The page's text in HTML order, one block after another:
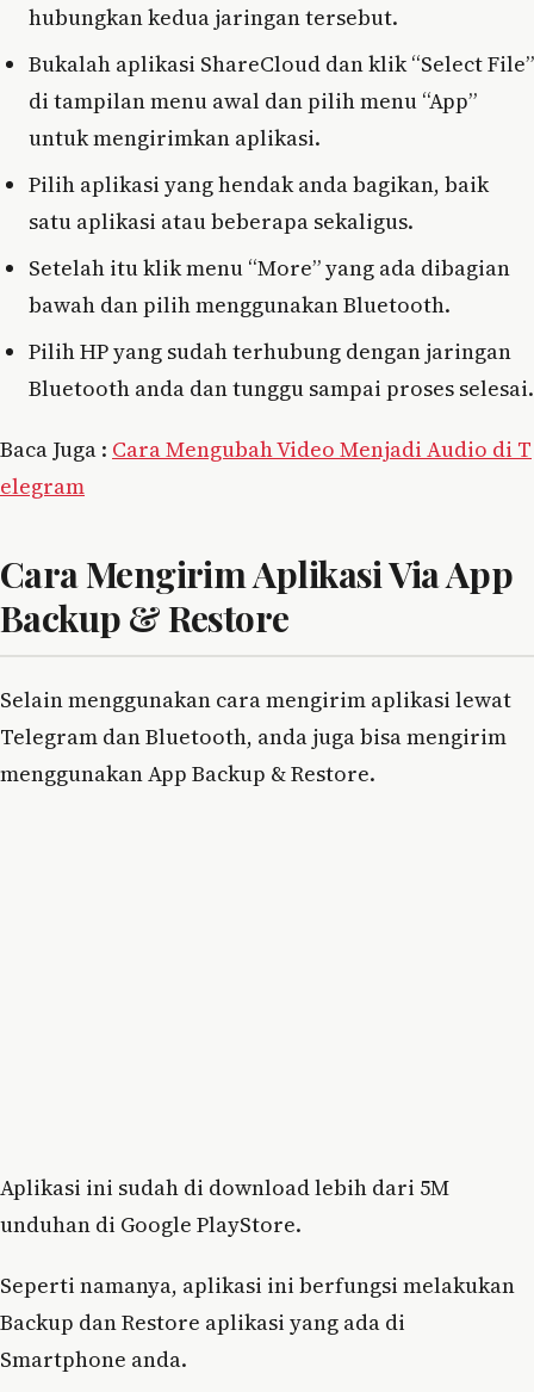
hubungkan kedua jaringan tersebut.
Bukalah aplikasi ShareCloud dan klik “Select File”
di tampilan menu awal dan pilih menu “App”
untuk mengirimkan aplikasi.
Pilih aplikasi yang hendak anda bagikan, baik
satu aplikasi atau beberapa sekaligus.
Setelah itu klik menu “More” yang ada dibagian
bawah dan pilih menggunakan Bluetooth.
Pilih HP yang sudah terhubung dengan jaringan
Bluetooth anda dan tunggu sampai proses selesai.
Baca Juga : Cara Mengubah Video Menjadi Audio di T
elegram
Cara Mengirim Aplikasi Via App
Backup & Restore
Selain menggunakan cara mengirim aplikasi lewat
Telegram dan Bluetooth, anda juga bisa mengirim
menggunakan App Backup & Restore.
Aplikasi ini sudah di download lebih dari 5M
unduhan di Google PlayStore.
Seperti namanya, aplikasi ini berfungsi melakukan
Backup dan Restore aplikasi yang ada di
Smartphone anda.